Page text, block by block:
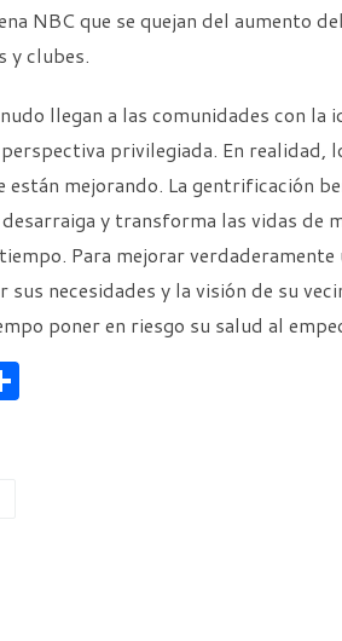
NBC que se quejan del aumento
y clubes.
llegan a las comunidades con la
privilegiada. En realidad,
están mejorando. La gentrificación
y transforma las vidas de
Para mejorar verdaderamente
necesidades y la visión de su
poner en riesgo su salud al